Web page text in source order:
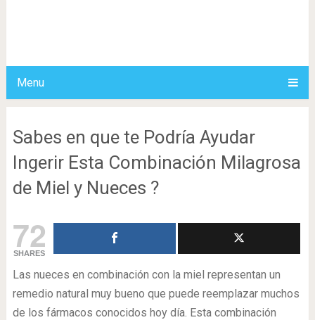
Menu
Sabes en que te Podría Ayudar
Ingerir Esta Combinación Milagrosa
de Miel y Nueces ?
72
SHARES
Las nueces en combinación con la miel representan un
remedio natural muy bueno que puede reemplazar muchos
de los fármacos conocidos hoy día. Esta combinación